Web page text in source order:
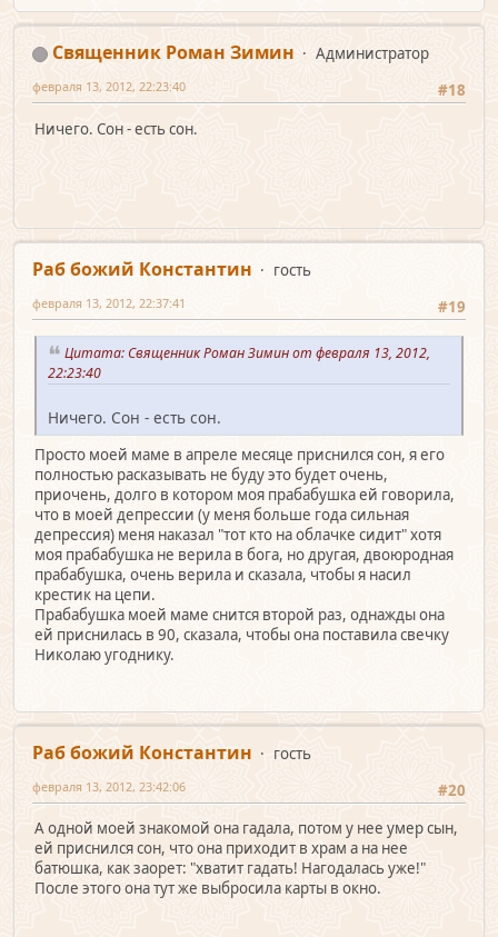
Священник Роман Зимин
Администратор
#18
февраля 13, 2012, 22:23:40
Ничего. Сон - есть сон.
Раб божий Константин
гость
#19
февраля 13, 2012, 22:37:41
Цитата: Священник Роман Зимин от февраля 13, 2012,
22:23:40
Ничего. Сон - есть сон.
Просто моей маме в апреле месяце приснился сон, я его
полностью расказывать не буду это будет очень,
приочень, долго в котором моя прабабушка ей говорила,
что в моей депрессии (у меня больше года сильная
депрессия) меня наказал "тот кто на облачке сидит" хотя
моя прабабушка не верила в бога, но другая, двоюродная
прабабушка, очень верила и сказала, чтобы я насил
крестик на цепи.
Прабабушка моей маме снится второй раз, однажды она
ей приснилась в 90, сказала, чтобы она поставила свечку
Николаю угоднику.
Раб божий Константин
гость
#20
февраля 13, 2012, 23:42:06
А одной моей знакомой она гадала, потом у нее умер сын,
ей приснился сон, что она приходит в храм а на нее
батюшка, как заорет: "хватит гадать! Нагодалась уже!"
После этого она тут же выбросила карты в окно.